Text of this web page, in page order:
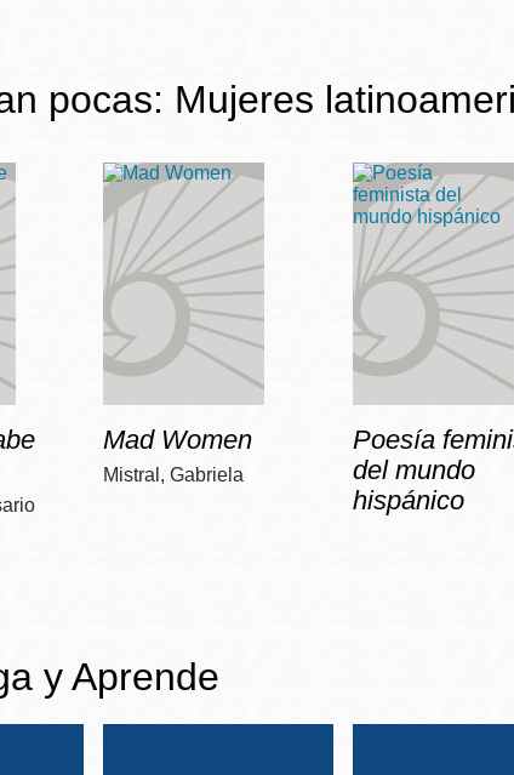
pocas: Mujeres
Mad Women
Mistral, Gabriela
Poesía
del mundo
hispánico
y Aprende